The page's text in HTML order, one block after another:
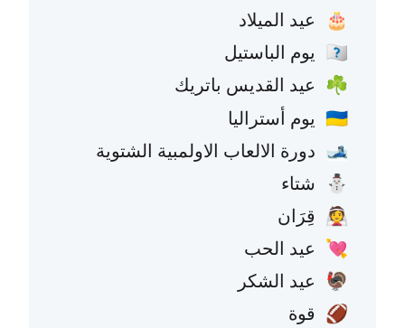
🎂 عيد الميلاد
🇫🇷 يوم الباستيل
☘️ عيد القديس باتريك
🇦🇺 يوم أستراليا
🎿 دورة الالعاب الاولمبية الشتوية
⛄ شتاء
👰 قِرَان
💘 عيد الحب
🦃 عيد الشكر
🏈 قوة